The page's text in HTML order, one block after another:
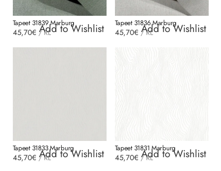
Tapeet 31839 Marburg
45,70€ /RL
Add to Wishlist Tapeet 31836 Marburg
45,70€ /RL
Add to Wishlist
Tapeet 31833 Marburg
45,70€ /RL
Add to Wishlist Tapeet 31831 Marburg
45,70€ /RL
Add to Wishlist